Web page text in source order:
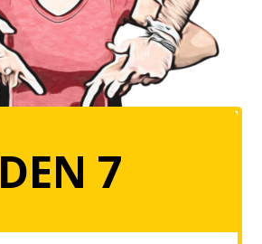
DEN 7